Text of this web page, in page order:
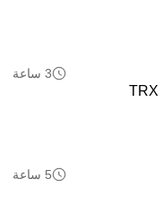
3 ساعة
5 ساعة